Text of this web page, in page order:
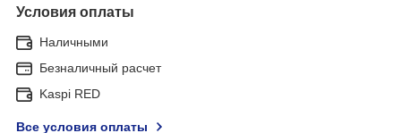
Условия оплаты
Наличными
Безналичный расчет
Kaspi RED
Все условия оплаты